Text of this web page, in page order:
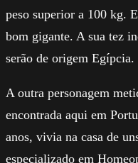
peso superior a 100 kg.
bom gigante. A sua tez
serão de origem Egípcia.
A outra personagem
encontrada aqui em
anos, vivia na casa de
especializado em